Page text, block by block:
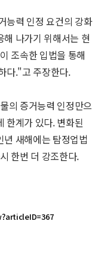
능력 인정 요건의 강화
나가기 위해서는 현
조속한 입법을 통해
다."고 주장한다.
의 증거능력 인정만으
한계가 있다. 변화된
새해에는 탐정업법
한번 더 강조한다.